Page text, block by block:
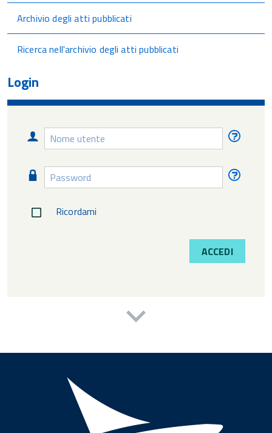
Archivio degli atti pubblicati
Ricerca nell'archivio degli atti pubblicati
Login
Nome
utente
Password
Ricordami
ACCEDI